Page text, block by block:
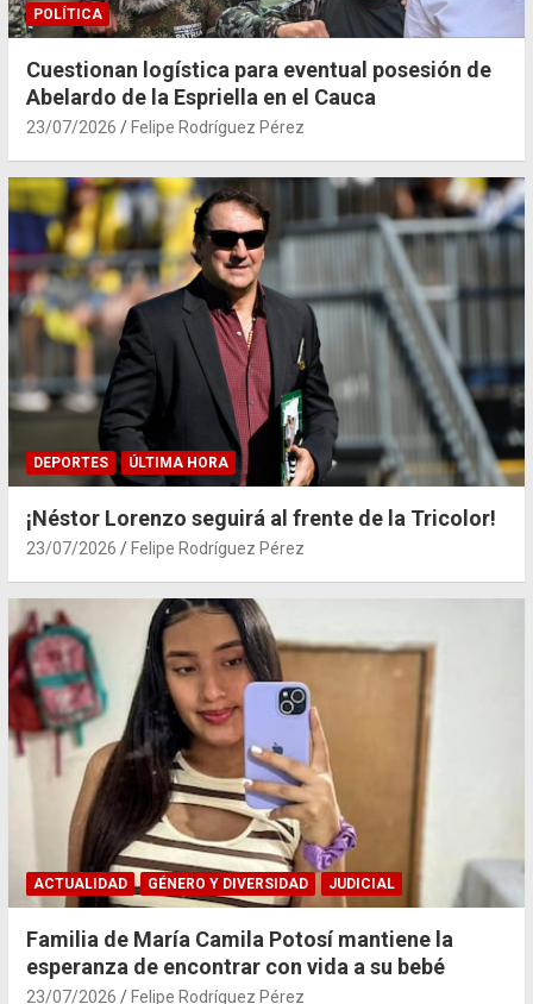
POLÍTICA
Cuestionan logística para eventual posesión de
Abelardo de la Espriella en el Cauca
23/07/2026 Felipe Rodríguez Pérez
DEPORTES ÚLTIMA HORA
¡Néstor Lorenzo seguirá al frente de la Tricolor!
23/07/2026 Felipe Rodríguez Pérez
ACTUALIDAD GÉNERO Y DIVERSIDAD JUDICIAL
Familia de María Camila Potosí mantiene la
esperanza de encontrar con vida a su bebé
23/07/2026 Felipe Rodríguez Pérez